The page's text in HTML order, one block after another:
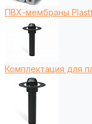
ПВХ-мембраны
Комплектация для